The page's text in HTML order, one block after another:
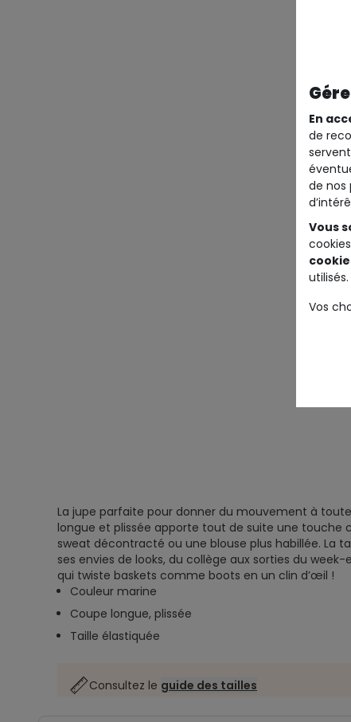
La jupe parfaite pour donner du mouvement à
longue et plissée apporte tout de suite une touche
sweat décontracté ou une blouse plus habillée. La
ses envies de looks, du collège aux sorties du week-
qui twiste baskets comme boots en un clin d’œil !
Couleur marine
Coupe longue, plissée
Taille élastiquée
Consultez le guide des tailles
En
de
de nos
Vous
utilisés.
Vos